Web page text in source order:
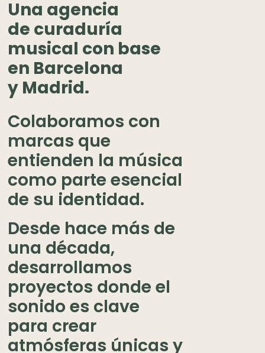
Una agencia
de curaduría
musical con base
en Barcelona
y Madrid.
Colaboramos con
marcas que
entienden la música
como parte esencial
de su identidad.
Desde hace más de
una década,
desarrollamos
proyectos donde el
sonido es clave
para crear
atmósferas únicas y